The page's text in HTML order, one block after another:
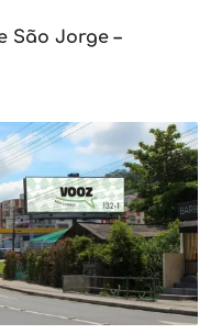
São Jorge –